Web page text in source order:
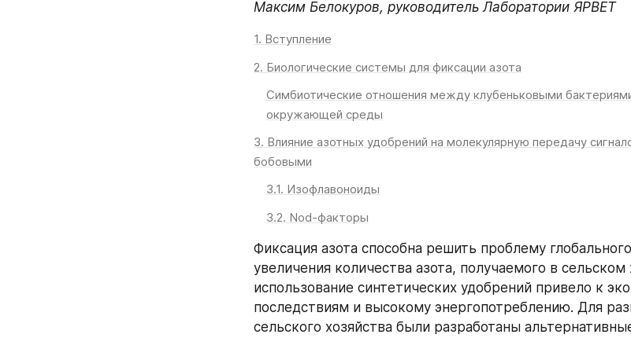
Максим Белокуров, руководитель Лаборатории ЯРВЕТ
1. Вступление
2. Биологические системы для фиксации азота
Симбиотические отношения между клубеньковыми
окружающей среды
3. Влияние азотных удобрений на молекулярную передачу
бобовыми
3.1. Изофлавоноиды
3.2. Nod-факторы
Фиксация азота способна решить проблему
увеличения количества азота, получаемого в
использование синтетических удобрений привело к
последствиям и высокому энергопотреблению. Для
сельского хозяйства были разработаны